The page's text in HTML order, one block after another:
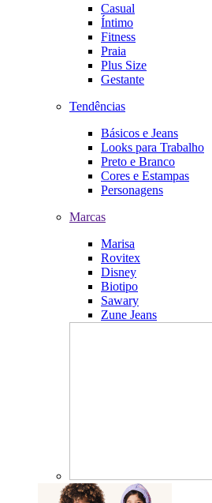
Casual
Íntimo
Fitness
Praia
Plus Size
Gestante
Tendências
Básicos e Jeans
Looks para Trabalho
Preto e Branco
Cores e Estampas
Personagens
Marcas
Marisa
Rovitex
Disney
Biotipo
Sawary
Zune Jeans